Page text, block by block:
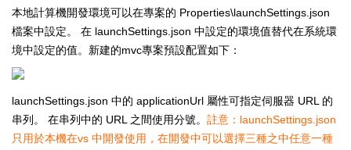
本地計算機開發環境可以在專案的 Properties\launchSettings.json
檔案中設定。 在 launchSettings.json 中設定的環境值替代在系統環
境中設定的值。新建的mvc專案預設配置如下：
launchSettings.json 中的 applicationUrl 屬性可指定伺服器 URL 的
串列。 在串列中的 URL 之間使用分號。 註意：launchSettings.json
只用於本機在vs 中開發使用，在開發中可以選擇三種之中任意一種